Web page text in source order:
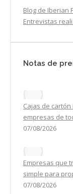
Blog de Iberian
Entrevistas
Notas de
Cajas de
empresas de
07/08/2026
Empresas que
simple para
07/08/2026